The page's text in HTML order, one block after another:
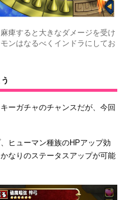
痺すると大きなダメージを受け
ンはなるべくインドラにしてお
ーガチャのチャンスだが、今回
ヒューマン種族のHPアップ効
なりのステータスアップが可能